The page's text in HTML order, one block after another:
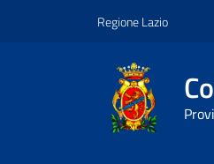
Regione Lazio